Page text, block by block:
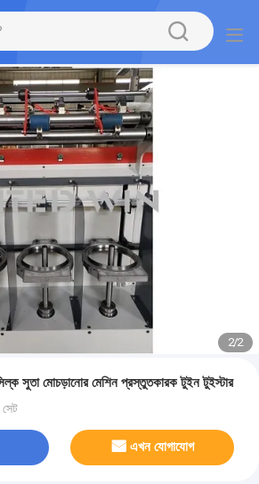
2/2
সুতা মোচড়ানোর মেশিন প্রস্তুতকারক টুইন টুইস্টার
এখন যোগাযোগ